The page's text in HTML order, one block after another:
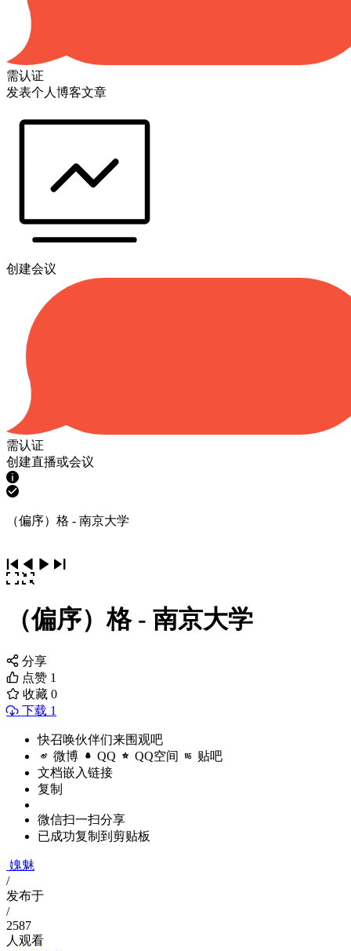
需认证
发表个人博客文章
创建会议
需认证
创建直播或会议
（偏序）格 - 南京大学
（偏序）格 - 南京大学
分享
点赞 1
收藏 0
下载 1
快召唤伙伴们来围观吧
微博 QQ QQ空间 贴吧
文档嵌入链接
复制
微信扫一扫分享
已成功复制到剪贴板
媿魅
/
发布于
/
2587
人观看